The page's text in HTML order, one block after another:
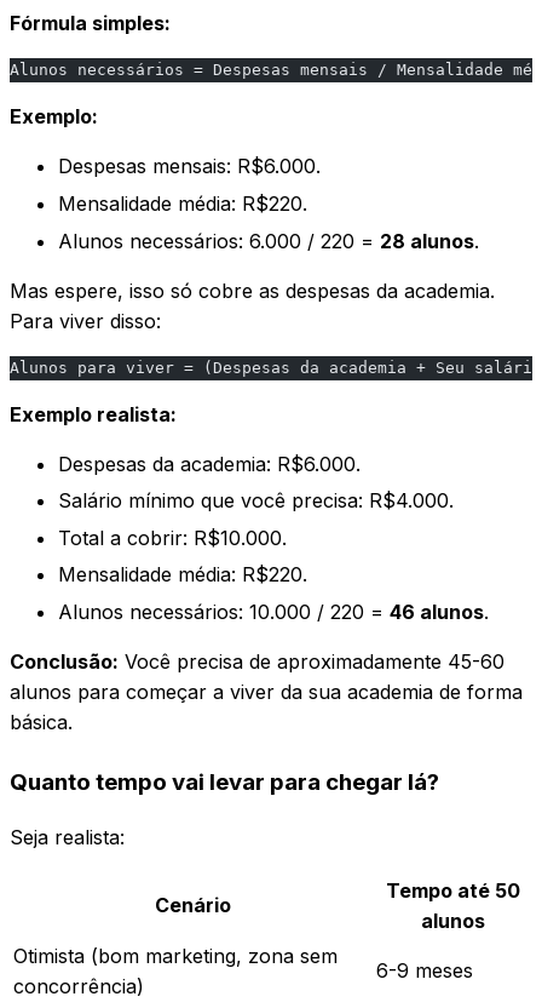
Fórmula simples:
Alunos necessários = Despesas mensais / Mensalidade
Exemplo:
Despesas mensais: R$6.000.
Mensalidade média: R$220.
Alunos necessários: 6.000 / 220 = 28 alunos.
Mas espere, isso só cobre as despesas da academia.
Para viver disso:
Alunos para viver = (Despesas da academia + Seu
Exemplo realista:
Despesas da academia: R$6.000.
Salário mínimo que você precisa: R$4.000.
Total a cobrir: R$10.000.
Mensalidade média: R$220.
Alunos necessários: 10.000 / 220 = 46 alunos.
Conclusão: Você precisa de aproximadamente 45-60
alunos para começar a viver da sua academia de forma
básica.
Quanto tempo vai levar para chegar lá?
Seja realista:
Cenário
Tempo até 50
alunos
Otimista (bom marketing, zona sem
concorrência)
6-9 meses